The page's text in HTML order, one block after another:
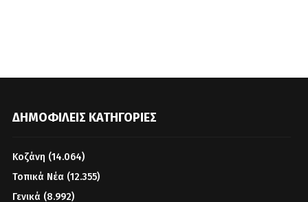
ΔΗΜΟΦΙΛΕΊΣ ΚΑΤΗΓΟΡΊΕΣ
Κοζάνη (14.064)
Τοπικά Νέα (12.355)
Γενικά (8.992)